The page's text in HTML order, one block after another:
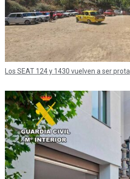
Los SEAT 124 y 1430 vuelven a ser